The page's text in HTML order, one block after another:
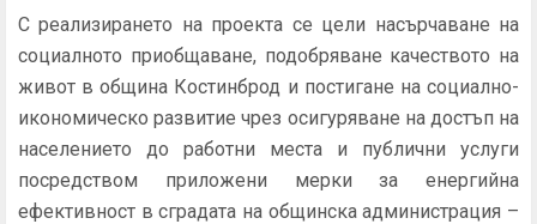
С реализирането на проекта се цели насърчаване на
социалното приобщаване, подобряване качеството на
живот в община Костинброд и постигане на социално-
икономическо развитие чрез осигуряване на достъп на
населението до работни места и публични услуги
посредством приложени мерки за енергийна
ефективност в сградата на общинска администрация –